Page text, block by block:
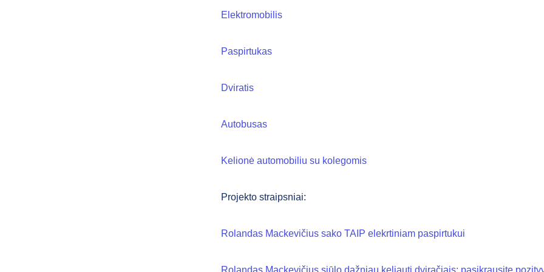
Elektromobilis
Paspirtukas
Dviratis
Autobusas
Kelionė automobiliu su kolegomis
Projekto straipsniai:
Rolandas Mackevičius sako TAIP elekrtiniam paspirtukui
Rolandas Mackevičius siūlo dažniau keliauti dviračiais: pasikrausite